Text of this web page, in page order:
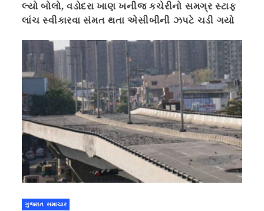
લ્યો બોલો, વડોદરા ખાણ ખનીજ કચેરીનો સમગ્ર સ્ટાફ
લાંચ સ્વીકારવા સંમત થતા એસીબીની ઝપટે ચડી ગયો
ગુજરાત સમાચાર